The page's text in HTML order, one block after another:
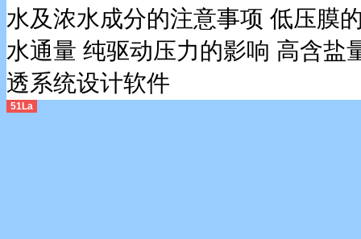
水及浓水成分的注意事项 低压膜
水通量 纯驱动压力的影响 高含盐
透系统设计软件
51La